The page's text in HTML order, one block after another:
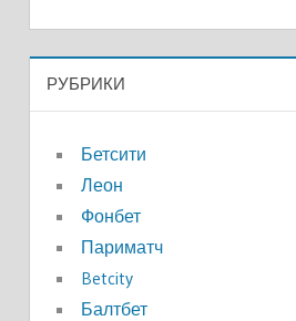
РУБРИКИ
Бетсити
Леон
Фонбет
Париматч
Betcity
Балтбет